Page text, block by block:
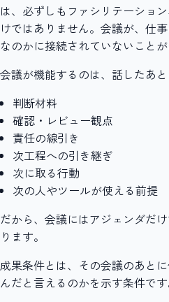
は、必ずしもファシリテーショ
けではありません。会議が、仕
なのかに接続されていないことが
会議が機能するのは、話したあ
判断材料
確認・レビュー観点
責任の線引き
次工程への引き継ぎ
次に取る行動
次の人やツールが使える前提
だから、会議にはアジェンダだ
ります。
成果条件とは、その会議のあと
んだと言えるのかを示す条件です